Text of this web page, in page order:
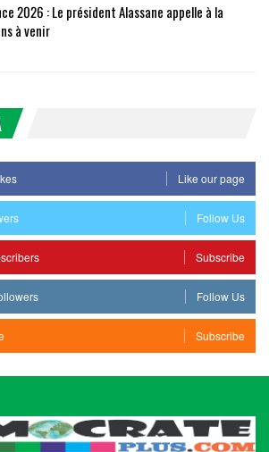
2026 : Le président Alassane appelle à la
à venir
Like our page
Follow Us
Subscribe
Follow Us
Subscribe